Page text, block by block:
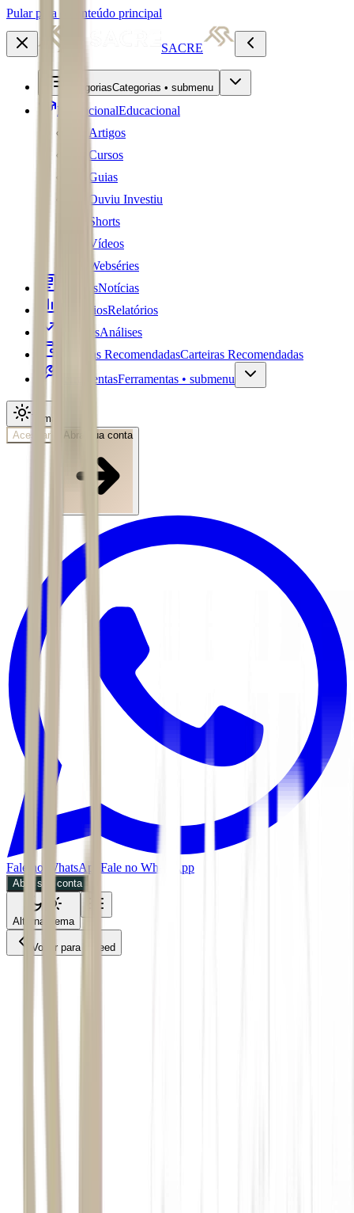
Pular para o conteúdo principal
SACRE
CategoriasCategorias • submenu
EducacionalEducacional
Artigos
Cursos
Guias
Ouviu Investiu
Shorts
Vídeos
Webséries
NotíciasNotícias
RelatóriosRelatórios
AnálisesAnálises
Carteiras RecomendadasCarteiras Recomendadas
FerramentasFerramentas • submenu
Tema
Acessar
Abra sua conta
Fale no WhatsApp Fale no WhatsApp
Abra sua conta
Alternar tema
Voltar para o Feed